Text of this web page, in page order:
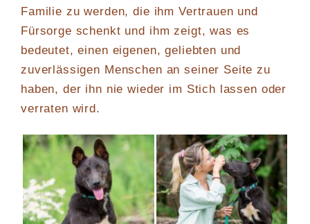
Familie zu werden, die ihm Vertrauen und
Fürsorge schenkt und ihm zeigt, was es
bedeutet, einen eigenen, geliebten und
zuverlässigen Menschen an seiner Seite zu
haben, der ihn nie wieder im Stich lassen oder
verraten wird.